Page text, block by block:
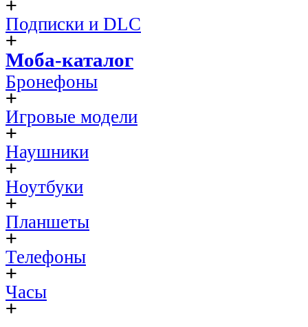
Подписки и DLC
Моба-каталог
Бронефоны
Игровые модели
Наушники
Ноутбуки
Планшеты
Телефоны
Часы